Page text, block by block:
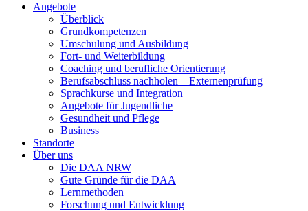
Angebote
Überblick
Grundkompetenzen
Umschulung und Ausbildung
Fort- und Weiterbildung
Coaching und berufliche Orientierung
Berufsabschluss nachholen – Externenprüfung
Sprachkurse und Integration
Angebote für Jugendliche
Gesundheit und Pflege
Business
Standorte
Über uns
Die DAA NRW
Gute Gründe für die DAA
Lernmethoden
Forschung und Entwicklung